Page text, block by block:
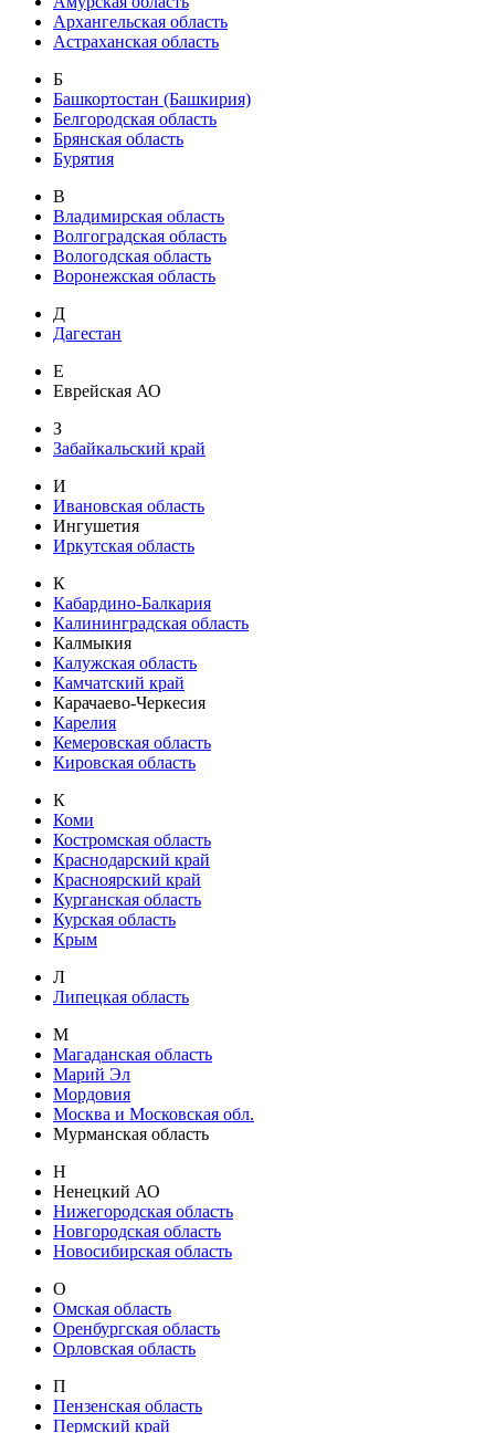
Архангельская область
Астраханская область
Б
Башкортостан (Башкирия)
Белгородская область
Брянская область
Бурятия
В
Владимирская область
Волгоградская область
Вологодская область
Воронежская область
Д
Дагестан
Е
Еврейская АО
З
Забайкальский край
И
Ивановская область
Ингушетия
Иркутская область
К
Кабардино-Балкария
Калининградская область
Калмыкия
Калужская область
Камчатский край
Карачаево-Черкесия
Карелия
Кемеровская область
Кировская область
К
Коми
Костромская область
Краснодарский край
Красноярский край
Курганская область
Курская область
Крым
Л
Липецкая область
М
Магаданская область
Марий Эл
Мордовия
Москва и Московская обл.
Мурманская область
Н
Ненецкий АО
Нижегородская область
Новгородская область
Новосибирская область
О
Омская область
Оренбургская область
Орловская область
П
Пензенская область
Пермский край